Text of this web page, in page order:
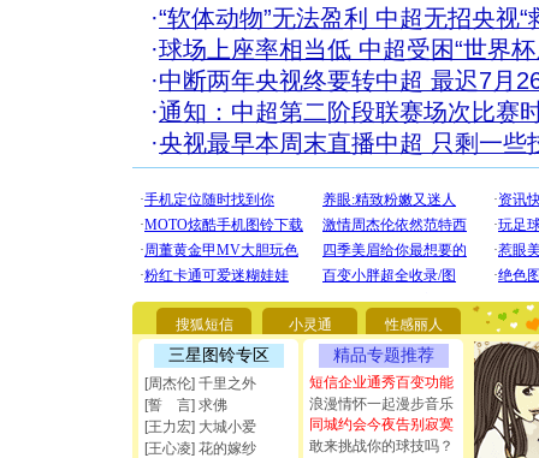
·“软体动物”无法盈利 中超无招央视“
·球场上座率相当低 中超受困“世界杯
·中断两年央视终要转中超 最迟7月
·通知：中超第二阶段联赛场次比赛
·央视最早本周末直播中超 只剩一些
搜狐短信 小灵通 性感丽人
三星图铃专区
[周杰伦] 千里之外
[誓 言] 求佛
[王力宏] 大城小爱
[王心凌] 花的嫁纱
精品专题推荐
短信企业通秀百变功能
浪漫情怀一起漫步音乐
同城约会今夜告别寂寞
敢来挑战你的球技吗？
[圣诞节]
你太多，
要平安
[圣诞节]
能正大光
都要快乐
[圣诞节]
如意,快
[元旦]看